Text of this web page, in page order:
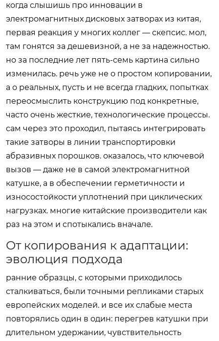
когда слышишь про инновации в
электромагнитных дисковых затворах из китая,
первая реакция у многих коллег — скепсис. мол,
там гонятся за дешевизной, а не за надежностью.
но за последние лет пять-семь картина сильно
изменилась. речь уже не о простом копировании,
а о реальных, пусть и не всегда гладких, попытках
переосмыслить конструкцию под конкретные,
часто очень жесткие, технологические процессы.
сам через это проходил, пытаясь интегрировать
такие затворы в линии транспортировки
абразивных порошков. оказалось, что ключевой
вызов — даже не в самой электромагнитной
катушке, а в обеспечении герметичности и
износостойкости уплотнений при циклических
нагрузках. многие китайские производители как
раз на этом и спотыкались вначале.
От копирования к адаптации:
эволюция подхода
ранние образцы, с которыми приходилось
сталкиваться, были точными репликами старых
европейских моделей. и все их слабые места
повторялись один в один: перегрев катушки при
длительном удержании, чувствительность